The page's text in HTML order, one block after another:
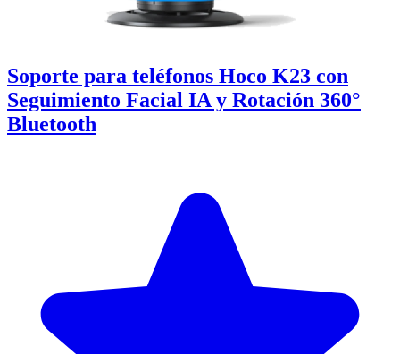
Soporte para teléfonos Hoco K23 con
Seguimiento Facial IA y Rotación 360°
Bluetooth